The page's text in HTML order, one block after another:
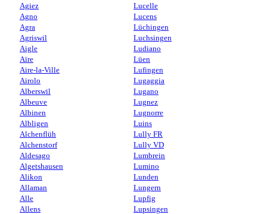
Agiez
Agno
Agra
Agriswil
Aigle
Aïre
Aire-la-Ville
Airolo
Alberswil
Albeuve
Albinen
Albligen
Alchenflüh
Alchenstorf
Aldesago
Algetshausen
Alikon
Allaman
Alle
Allens
Lucelle
Lucens
Lüchingen
Luchsingen
Ludiano
Lüen
Lufingen
Lugaggia
Lugano
Lugnez
Lugnorre
Luins
Lully FR
Lully VD
Lumbrein
Lumino
Lunden
Lungern
Lupfig
Lupsingen